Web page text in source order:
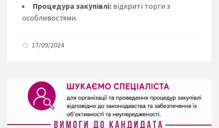
Процедура закупівлі: відкриті торги з
особливостями.
17/09/2024